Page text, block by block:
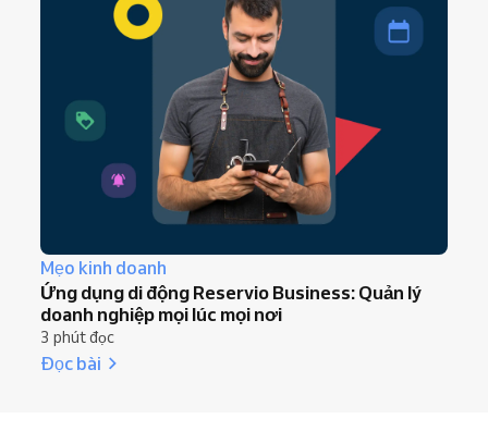
Mẹo kinh doanh
Ứng dụng di động Reservio Business: Quản lý
doanh nghiệp mọi lúc mọi nơi
3 phút đọc
Đọc bài